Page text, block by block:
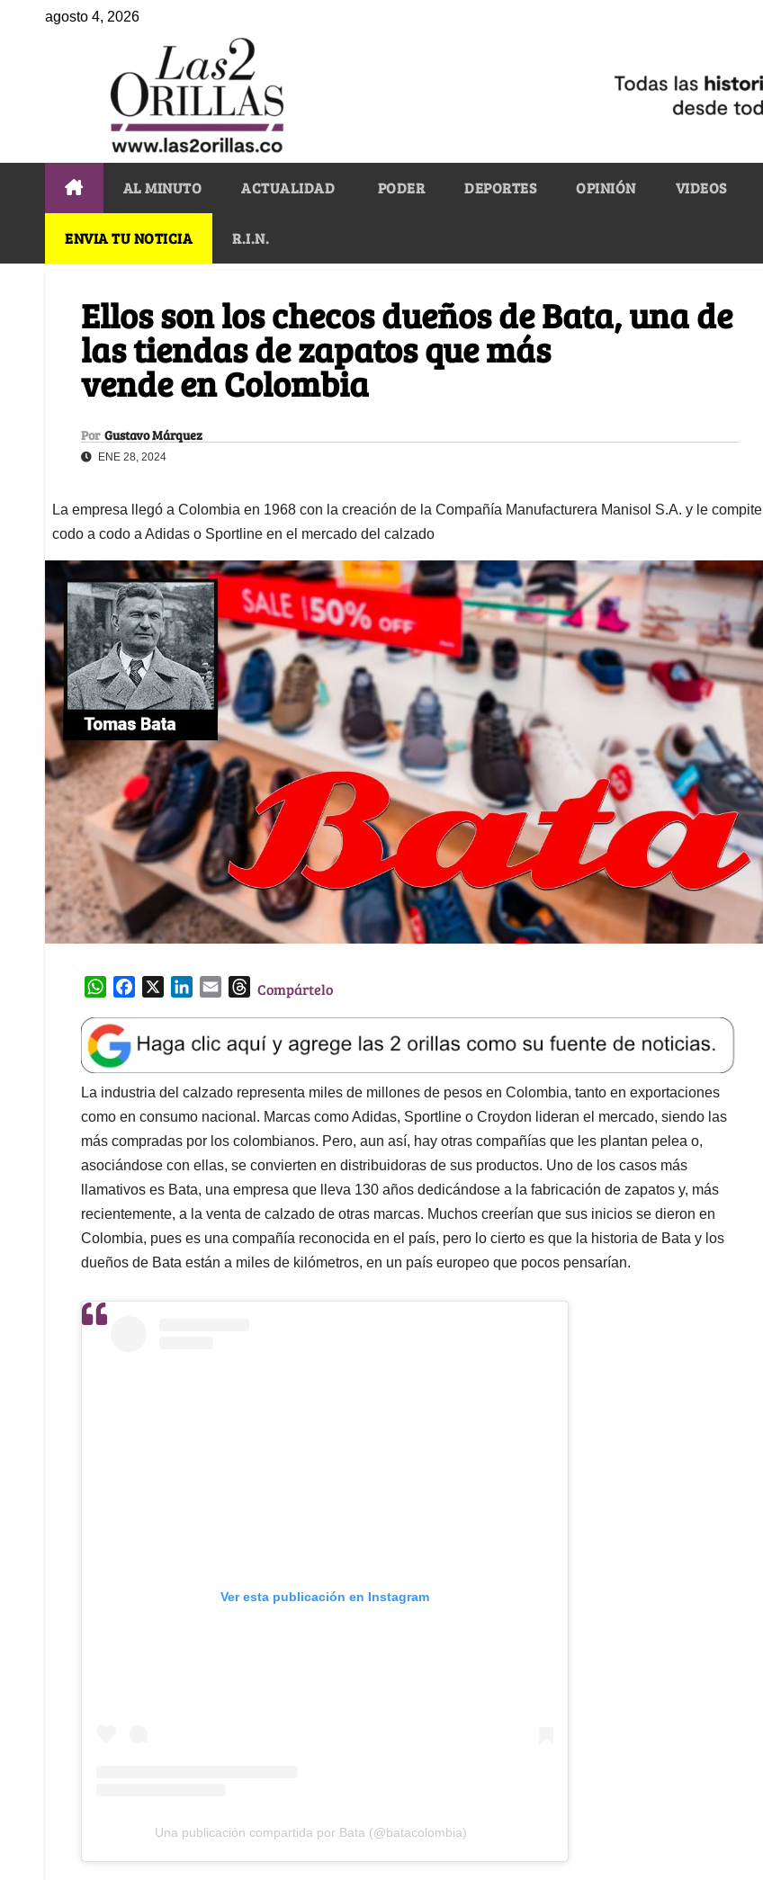
agosto 4, 2026
AL MINUTO ACTUALIDAD PODER DEPORTES OPINIÓN VIDEOS
ENVIA TU NOTICIA R.I.N.
Ellos son los checos dueños de Bata, una de
las tiendas de zapatos que más
vende en Colombia
Por Gustavo Márquez
ENE 28, 2024
La empresa llegó a Colombia en 1968 con la creación de la Compañía Manufacturera Manisol S.A. y le compite
codo a codo a Adidas o Sportline en el mercado del calzado
W
a
t
s
A
p
p
e
b
o
o
k
k
e
d
I
n
l
T
e
a
d
s
Compártelo
La industria del calzado representa miles de millones de pesos en Colombia, tanto en exportaciones
como en consumo nacional. Marcas como Adidas, Sportline o Croydon lideran el mercado, siendo las
más compradas por los colombianos. Pero, aun así, hay otras compañías que les plantan pelea o,
asociándose con ellas, se convierten en distribuidoras de sus productos. Uno de los casos más
llamativos es Bata, una empresa que lleva 130 años dedicándose a la fabricación de zapatos y, más
recientemente, a la venta de calzado de otras marcas. Muchos creerían que sus inicios se dieron en
Colombia, pues es una compañía reconocida en el país, pero lo cierto es que la historia de Bata y los
dueños de Bata están a miles de kilómetros, en un país europeo que pocos pensarían.
Ver esta publicación en Instagram
Una publicación compartida por Bata (@batacolombia)